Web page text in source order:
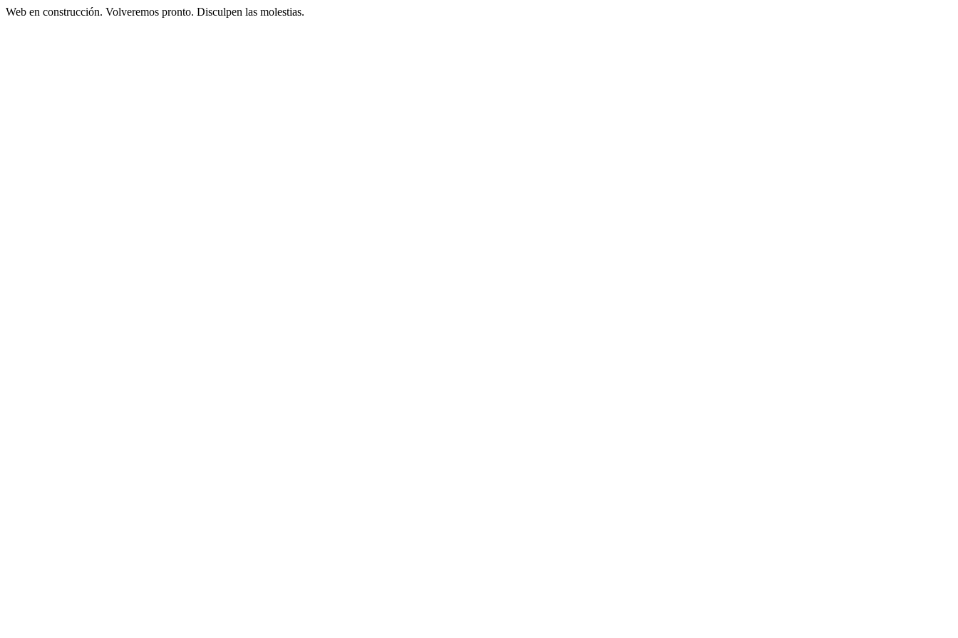
Web en construcción. Volveremos pronto. Disculpen las molestias.